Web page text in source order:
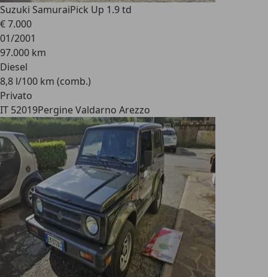
Suzuki SamuraiPick Up 1.9 td
€ 7.000
01/2001
97.000 km
Diesel
8,8 l/100 km (comb.)
Privato
IT 52019Pergine Valdarno Arezzo